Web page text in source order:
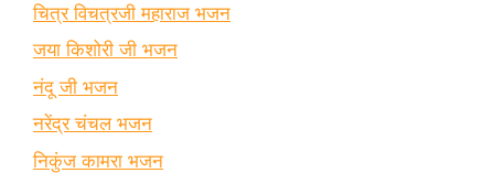
चित्र विचत्रजी महाराज भजन
जया किशोरी जी भजन
नंदू जी भजन
नरेंद्र चंचल भजन
निकुंज कामरा भजन